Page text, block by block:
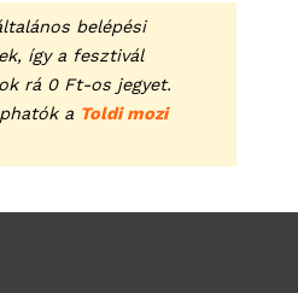
belépési
így a fesztivál
rá 0 Ft-os jegyet.
a Toldi mozi